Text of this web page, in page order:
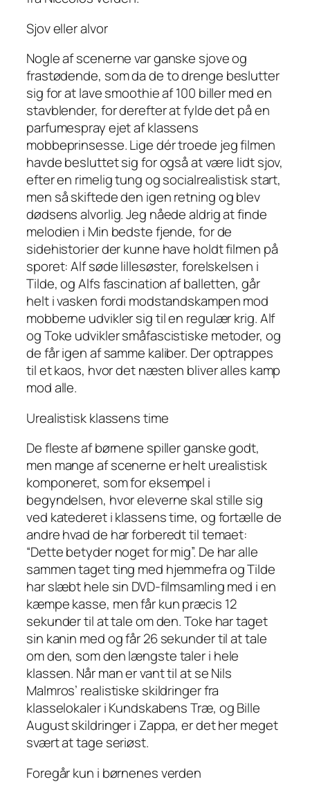
Sjov eller alvor
Nogle af scenerne var ganske sjove og
frastødende, som da de to drenge beslutter
sig for at lave smoothie af 100 biller med en
stavblender, for derefter at fylde det på en
parfumespray ejet af klassens
mobbeprinsesse. Lige dér troede jeg filmen
havde besluttet sig for også at være lidt sjov,
efter en rimelig tung og socialrealistisk start,
men så skiftede den igen retning og blev
dødsens alvorlig. Jeg nåede aldrig at finde
melodien i Min bedste fjende, for de
sidehistorier der kunne have holdt filmen på
sporet: Alf søde lillesøster, forelskelsen i
Tilde, og Alfs fascination af balletten, går
helt i vasken fordi modstandskampen mod
mobberne udvikler sig til en regulær krig. Alf
og Toke udvikler småfascistiske metoder, og
de får igen af samme kaliber. Der optrappes
til et kaos, hvor det næsten bliver alles kamp
mod alle.
Urealistisk klassens time
De fleste af børnene spiller ganske godt,
men mange af scenerne er helt urealistisk
komponeret, som for eksempel i
begyndelsen, hvor eleverne skal stille sig
ved katederet i klassens time, og fortælle de
andre hvad de har forberedt til temaet:
“Dette betyder noget for mig”. De har alle
sammen taget ting med hjemmefra og Tilde
har slæbt hele sin DVD-filmsamling med i en
kæmpe kasse, men får kun præcis 12
sekunder til at tale om den. Toke har taget
sin kanin med og får 26 sekunder til at tale
om den, som den længste taler i hele
klassen. Når man er vant til at se Nils
Malmros’ realistiske skildringer fra
klasselokaler i Kundskabens Træ, og Bille
August skildringer i Zappa, er det her meget
svært at tage seriøst.
Foregår kun i børnenes verden